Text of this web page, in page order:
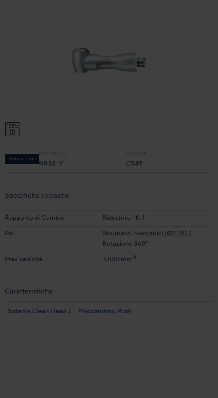
Senza Luce
MODELLO:
NRS2-Y
CODICE:
C549
Specifiche Tecniche
Rapporto di Cambio Riduttore 10:1
Per
Strumenti meccanici (Ø2.35) /
Rotazione 360°
Max Velocità 3,000 min -1
Caratteristiche
Sistema Clean Head Meccanismo Push